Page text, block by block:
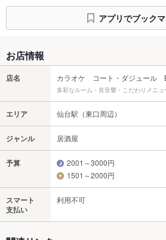
アプリでブック
お店情報
店名 カラオケ コート・ダジュール
多彩なルーム・良音響・こだわりメニュ
エリア 仙台駅（東口周辺）
ジャンル 居酒屋
予算
2001～3000円
1501～2000円
スマート
支払い
利用不可